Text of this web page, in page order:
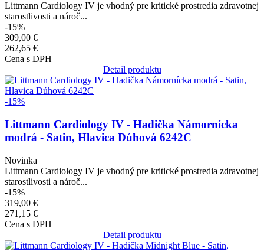
Littmann Cardiology IV je vhodný pre kritické prostredia zdravotnej
starostlivosti a nároč...
-15%
309,00 €
262,65 €
Cena s DPH
Detail produktu
Obrázok
-15%
Littmann Cardiology IV - Hadička Námornícka
modrá - Satin, Hlavica Dúhová 6242C
Novinka
Littmann Cardiology IV je vhodný pre kritické prostredia zdravotnej
starostlivosti a nároč...
-15%
319,00 €
271,15 €
Cena s DPH
Detail produktu
Obrázok